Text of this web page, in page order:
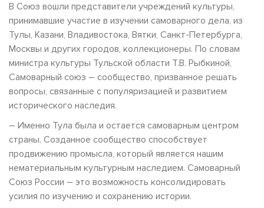
В Союз вошли представители учреждений культуры,
принимавшие участие в изучении самоварного дела, из
Тулы, Казани, Владивостока, Вятки, Санкт-Петербурга,
Москвы и других городов, коллекционеры. По словам
министра культуры Тульской области Т.В. Рыбкиной,
Самоварный союз – сообщество, призванное решать
вопросы, связанные с популяризацией и развитием
исторического наследия.
– Именно Тула была и остается самоварным центром
страны. Созданное сообщество способствует
продвижению промысла, который является нашим
нематериальным культурным наследием. Самоварный
Союз России – это возможность консолидировать
усилия по изучению и сохранению истории.